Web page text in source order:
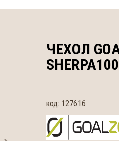
ЧЕХОЛ
код: 127616